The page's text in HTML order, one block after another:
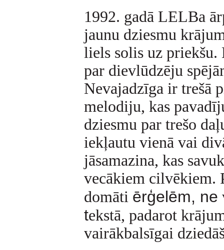
1992. gadā LELBa
jaunu dziesmu
liels solis uz
par dievlūdzēju
Nevajadzīga ir trešā
melodiju, kas
dziesmu par trešo
iekļautu vienā vai
jāsamazina, kas
vecākiem cilvēkiem.
domāti ērģelēm, ne
tekstā, padarot
vairākbalsīgai